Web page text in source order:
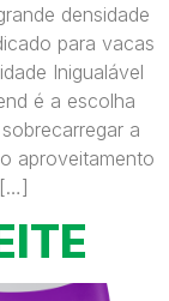
densidade
para vacas
Inigualável
é a escolha
a
aproveitamento